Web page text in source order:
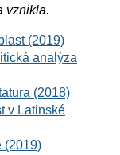
vznikla.
(2019)
analýza
(2018)
v Latinské
(2019)